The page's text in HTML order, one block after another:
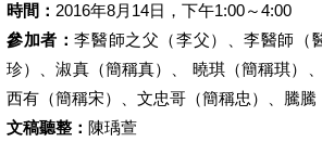
時間： 2016年8月14日，下午1:00～4:00
參加者：李醫師之父（李父）、李醫師（
珍）、淑真（簡稱真）、 曉琪（簡稱琪）
西有（簡稱宋）、文忠哥（簡稱忠）、騰騰
文稿聽整： 陳瑀萱